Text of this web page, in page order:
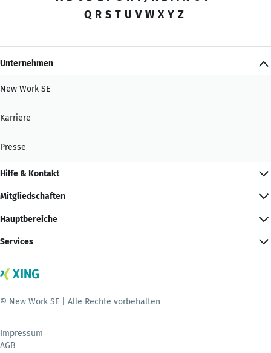
Q R S T U V W X Y Z
Unternehmen
New Work SE
Karriere
Presse
Hilfe & Kontakt
Mitgliedschaften
Hauptbereiche
Services
© New Work SE | Alle Rechte vorbehalten
Impressum
AGB